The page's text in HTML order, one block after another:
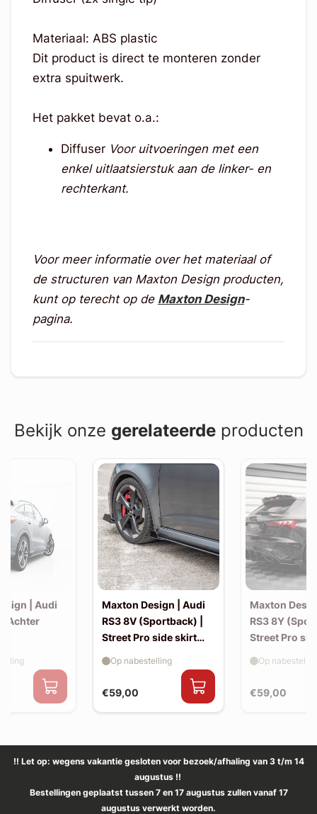
Materiaal: ABS plastic
Dit product is direct te monteren zonder
extra spuitwerk.
Het pakket bevat o.a.:
Diffuser Voor uitvoeringen met een
enkel uitlaatsierstuk aan de linker- en
rechterkant.
Voor meer informatie over het materiaal of
de structuren van Maxton Design producten,
kunt op terecht op de Maxton Design-
pagina.
Bekijk onze gerelateerdeproducten
| Audi
| Achter
Maxton Design | Audi
RS3 8V (Sportback) |
Street Pro side skirt
€59,00
Op nabestelling
Maxton
RS3 8Y
Street Pro
€59,00
Op
!! Let op: wegens vakantie gesloten voor bezoek/afhaling van 3 t/m 14
augustus !!
Bestellingen geplaatst tussen 7 en 17 augustus zullen vanaf 17
augustus verwerkt worden.